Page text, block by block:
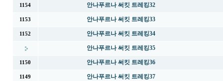
1154 안나푸르나 써킷 트레킹32
1153 안나푸르나 써킷 트레킹33
1152 안나푸르나 써킷 트레킹34
안나푸르나 써킷 트레킹35
1150 안나푸르나 써킷 트레킹36
1149 안나푸르나 써킷 트레킹37